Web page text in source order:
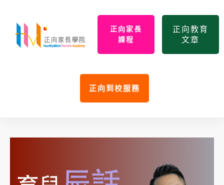
正向家長
課程
正向教育
文章
正向到校服務